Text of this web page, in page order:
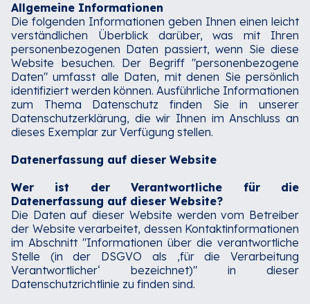
Allgemeine Informationen
Die folgenden Informationen geben Ihnen einen leicht
verständlichen Überblick darüber, was mit Ihren
personenbezogenen Daten passiert, wenn Sie diese
Website besuchen. Der Begriff "personenbezogene
Daten" umfasst alle Daten, mit denen Sie persönlich
identifiziert werden können. Ausführliche Informationen
zum Thema Datenschutz finden Sie in unserer
Datenschutzerklärung, die wir Ihnen im Anschluss an
dieses Exemplar zur Verfügung stellen.
Datenerfassung auf dieser Website
Wer ist der Verantwortliche für die
Datenerfassung auf dieser Website?
Die Daten auf dieser Website werden vom Betreiber
der Website verarbeitet, dessen Kontaktinformationen
im Abschnitt "Informationen über die verantwortliche
Stelle (in der DSGVO als ‚für die Verarbeitung
Verantwortlicher‘ bezeichnet)" in dieser
Datenschutzrichtlinie zu finden sind.‍